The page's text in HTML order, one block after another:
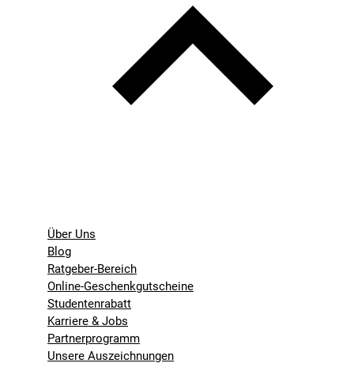
Über Uns
Blog
Ratgeber-Bereich
Online-Geschenkgutscheine
Studentenrabatt
Karriere & Jobs
Partnerprogramm
Unsere Auszeichnungen